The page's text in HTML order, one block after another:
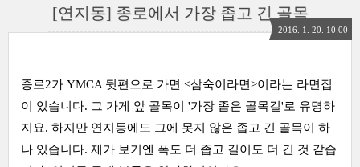
[연지동] 종로에서 가장 좁고 긴 골목
2016. 1. 20. 10:00
종로2가 YMCA 뒷편으로 가면 <삼숙이라면>이라는 라면 집
이 있습니다. 그 가게 앞 골목이 '가장 좁은 골목길'로 유명하
지요. 하지만 연지동에도 그에 못지 않은 좁고 긴 골목이 하
나 있습니다. 제가 보기엔 폭도 더 좁고 길이도 더 긴 것 같습